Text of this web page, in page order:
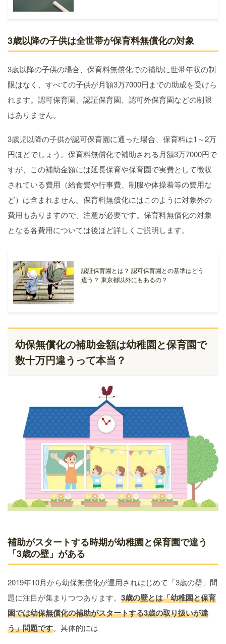
3歳以降の子供は全世帯が保育料無償化の対象
3歳以降の子供の場合、保育料無償化での補助に世帯年収の制
限はなく、すべての子供が月額3万7000円までの助成を受けら
れます。認可保育園、認証保育園、認可外保育園などの制限
はありません。
3歳児以降の子供が認可保育園に通った場合、保育料は1～2万
円ほどでしょう。保育料無償化で補助される月額3万7000円で
すが、この補助金額には延長保育や保育園で実費として徴収
されている費用（給食費や行事費、制服や体操着等の費用な
ど）は含まれません。保育料無償化にはこのように対象外の
費用もありますので、注意が必要です。保育料無償化の対象
となる各費用については後ほど詳しくご説明します。
認証保育園とは？ 認可保育園との基準はどう
違う？ 東京都以外にもあるの？
幼保無償化の補助金額は幼稚園と保育園で
数十万円違うって本当？
補助がスタートする時期が幼稚園と保育園で違う
「3歳の壁」がある
2019年10月から幼保無償化が運用されはじめて「3歳の壁」問
題に注目が集まりつつあります。 3歳の壁とは「幼稚園と保育
園では幼保無償化の補助がスタートする3歳の取り扱いが違
う」問題です。具体的には